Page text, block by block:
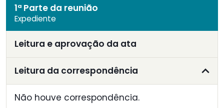
1ª Parte da reunião
Expediente
Leitura e aprovação da ata
Leitura da correspondência
Não houve correspondência.